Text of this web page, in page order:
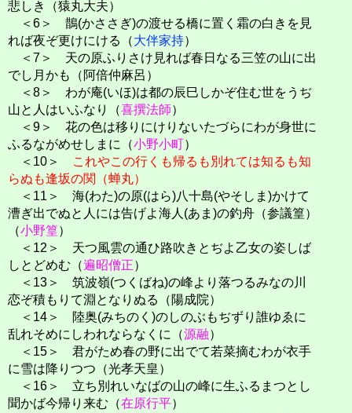
悲しき（猿丸大夫）
＜6＞ 鵲(かささぎ)の渡せる橋に置く霜の白きを見
れば夜ぞ更けにける（大伴家持）
＜7＞ 天の原ふりさけ見れば春日なる三笠の山に出
でし月かも（阿倍仲麻呂）
＜8＞ わが庵(いほ)は都の辰巳しかぞ住む世をうぢ
山と人はいふなり（喜撰法師）
＜9＞ 花の色は移りにけりないたづらにわが身世に
ふるながめせしまに（小野小町）
＜10＞
これやこの行くも帰るも別れては知るも知
らぬも逢坂の関（蝉丸）
＜11＞ 海(わた)の原(はら)八十島(やそしま)かけて
漕ぎ出でぬと人には告げよ海人(あま)の釣舟（参議篁）
（小野篁）
＜12＞ 天つ風雲の通ひ路吹きとぢよ乙女の姿しば
しとどめむ（遍昭僧正）
＜13＞ 筑波嶺(つくばね)の峰より落つるみなの川
恋ぞ積もりて淵となりぬる（陽成院）
＜14＞ 陸奥(みちのく)のしのぶもぢずり誰ゆゑに
乱れそめにしわれならなくに（源融）
＜15＞ 君がため春の野に出でて若菜摘むわが衣手
に雪は降りつつ（光孝天皇）
＜16＞ 立ち別れいなばの山の峰に生ふるまつとし
聞かば今帰り来む（在原行平）